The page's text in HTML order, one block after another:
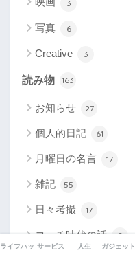
3
写真 6
Creative 3
読み物 163
お知らせ 27
個人的日記 61
月曜日の名言 17
雑記 55
日々考撮 17
コーチ時代の話 2
ライフハックサービス 人生 ガジェット